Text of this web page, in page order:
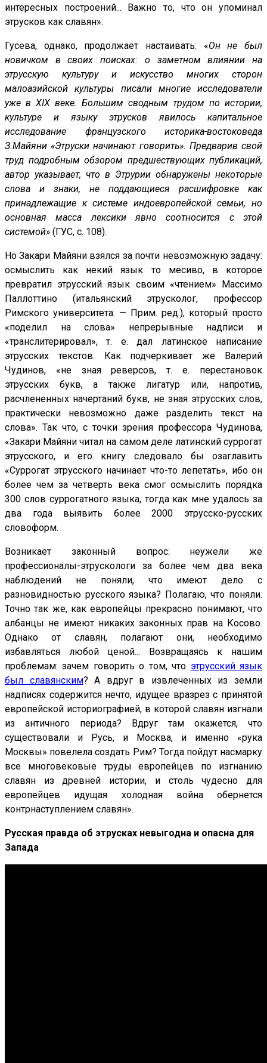
интересных построений... Важно то, что он упоминал
этрусков как славян».
Гусева, однако, продолжает настаивать: «Он не был
новичком в своих поисках: о заметном влиянии на
этрусскую культуру и искусство многих сторон
малоазийской культуры писали многие исследователи
уже в XIX веке. Большим сводным трудом по истории,
культуре и языку этрусков явилось капитальное
исследование французского историка-востоковеда
З.Майяни «Этруски начинают говорить». Предварив свой
труд подробным обзором предшествующих публикаций,
автор указывает, что в Этрурии обнаружены некоторые
слова и знаки, не поддающиеся расшифровке как
принадлежащие к системе индоевропейской семьи, но
основная масса лексики явно соотносится с этой
системой» (ГУС, с. 108).
Но Закари Майяни взялся за почти невозможную задачу:
осмыслить как некий язык то месиво, в которое
превратил этрусский язык своим «чтением» Массимо
Паллоттино (итальянский этрусколог, профессор
Римского университета. — Прим. ред.), который просто
«поделил на слова» непрерывные надписи и
«транслитерировал», т. е. дал латинское написание
этрусских текстов. Как подчеркивает же Валерий
Чудинов, «не зная реверсов, т. е. перестановок
этрусских букв, а также лигатур или, напротив,
расчлененных начертаний букв, не зная этрусских слов,
практически невозможно даже разделить текст на
слова». Так что, с точки зрения профессора Чудинова,
«Закари Майяни читал на самом деле латинский суррогат
этрусского, и его книгу следовало бы озаглавить
«Суррогат этрусского начинает что-то лепетать», ибо он
более чем за четверть века смог осмыслить порядка
300 слов суррогатного языка, тогда как мне удалось за
два года выявить более 2000 этрусско-русских
словоформ.
Возникает законный вопрос: неужели же
профессионалы-этрускологи за более чем два века
наблюдений не поняли, что имеют дело с
разновидностью русского языка? Полагаю, что поняли.
Точно так же, как европейцы прекрасно понимают, что
албанцы не имеют никаких законных прав на Косово.
Однако от славян, полагают они, необходимо
избавляться любой ценой... Возвращаясь к нашим
проблемам: зачем говорить о том, что этрусский язык
был славянским? А вдруг в извлеченных из земли
надписях содержится нечто, идущее вразрез с принятой
европейской историографией, в которой славян изгнали
из античного периода? Вдруг там окажется, что
существовали и Русь, и Москва, и именно «рука
Москвы» повелела создать Рим? Тогда пойдут насмарку
все многовековые труды европейцев по изгнанию
славян из древней истории, и столь чудесно для
европейцев идущая холодная война обернется
контрнаступлением славян».
Русская правда об этрусках невыгодна и опасна для
Запада